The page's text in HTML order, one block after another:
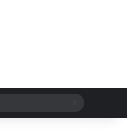
Szukaj...